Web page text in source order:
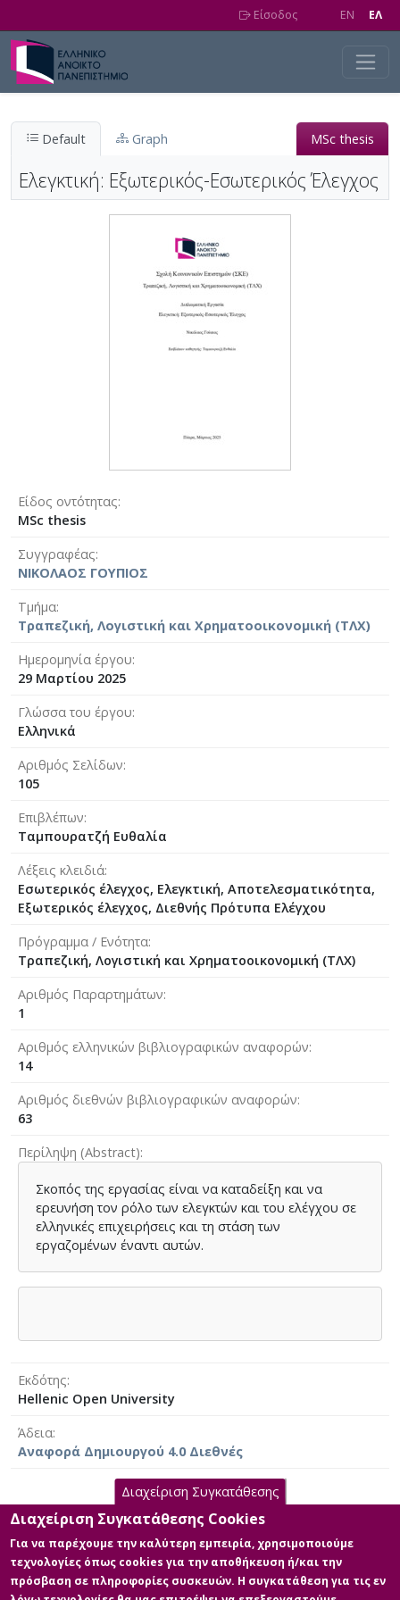
Είσοδος EN EΛ
Default Graph MSc thesis
Ελεγκτική: Εξωτερικός-Εσωτερικός Έλεγχος
Είδος οντότητας
MSc thesis
Συγγραφέας
ΝΙΚΟΛΑΟΣ ΓΟΥΠΙΟΣ
Τμήμα
Τραπεζική, Λογιστική και Χρηματοοικονομική (ΤΛΧ)
Ημερομηνία έργου
29 Μαρτίου 2025
Γλώσσα του έργου
Ελληνικά
Αριθμός Σελίδων
105
Επιβλέπων
Ταμπουρατζή Ευθαλία
Λέξεις κλειδιά
Εσωτερικός έλεγχος, Ελεγκτική, Αποτελεσματικότητα,
Εξωτερικός έλεγχος, Διεθνής Πρότυπα Ελέγχου
Πρόγραμμα / Ενότητα
Τραπεζική, Λογιστική και Χρηματοοικονομική (ΤΛΧ)
Αριθμός Παραρτημάτων
1
Αριθμός ελληνικών βιβλιογραφικών αναφορών
14
Αριθμός διεθνών βιβλιογραφικών αναφορών
63
Περίληψη (Abstract)
Σκοπός της εργασίας είναι να καταδείξη και να
ερευνήση τον ρόλο των ελεγκτών και του ελέγχου σε
ελληνικές επιχειρήσεις και τη στάση των
εργαζομένων έναντι αυτών.
Εκδότης
Hellenic Open University
Άδεια
Αναφορά Δημιουργού 4.0 Διεθνές
Κύρια Αρχεία Διατριβής
Ελεγκτική: Εξωτερικός-Εσωτερικός
Έλεγχος
Διαχείριση Συγκατάθεσης
Διαχείριση Συγκατάθεσης Cookies
Για να παρέχουμε την καλύτερη εμπειρία, χρησιμοποιούμε
τεχνολογίες όπως cookies για την αποθήκευση ή/και την
πρόσβαση σε πληροφορίες συσκευών. Η συγκατάθεση για τις εν